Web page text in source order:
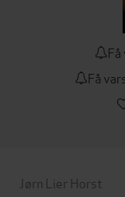
Få
Jørn Lier Horst